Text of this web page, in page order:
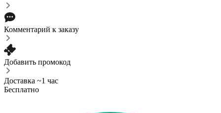
Комментарий к заказу
Добавить промокод
Доставка ~1 час
Бесплатно